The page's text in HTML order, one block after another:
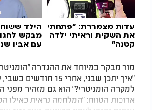
עדות מצמררת: "פתחתי
את השקית וראיתי ילדה
קטנה"
הילד
מבקש
עם אביו
מור מבקר במיוחד את ההגדרה
"איך יתכן שבני, אחרי 15
למקרה הומניטרי?" הוא גם מזהיר מפני
ארוכות הטווח: "המלחמה נראית כאילו